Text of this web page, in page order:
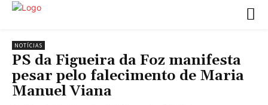
NOTÍCIAS
PS da Figueira da Foz manifesta
pesar pelo falecimento de Maria
Manuel Viana